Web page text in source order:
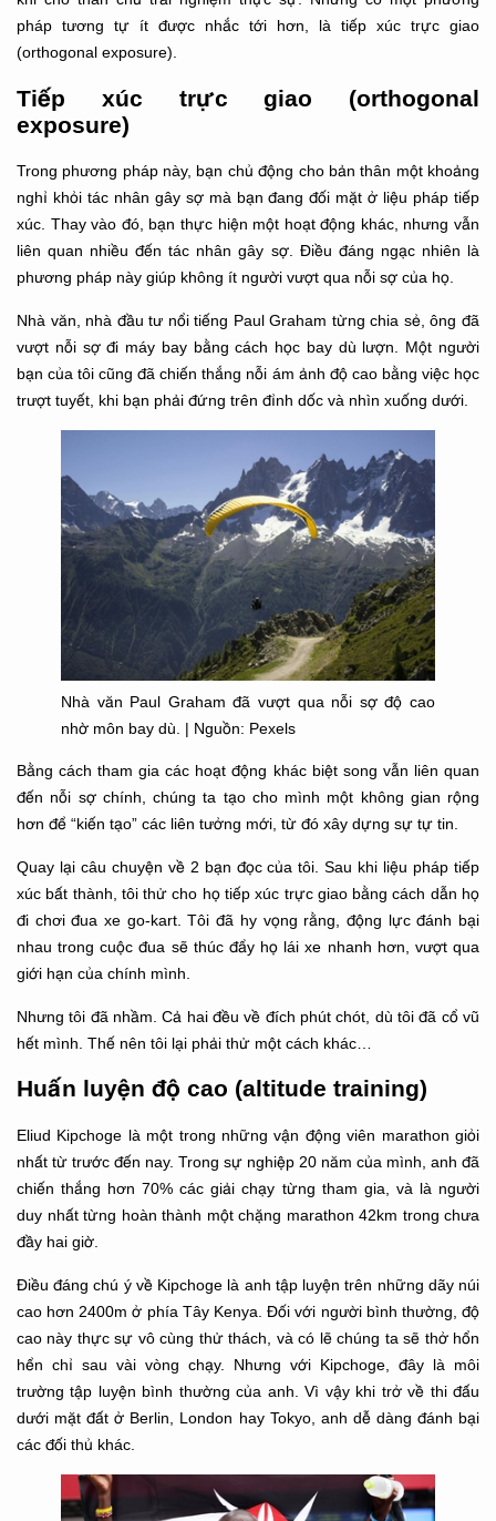
pháp tương tự ít được nhắc tới hơn, là tiếp xúc trực giao
(orthogonal exposure).
Tiếp xúc trực giao (orthogonal
exposure)
Trong phương pháp này, bạn chủ động cho bản thân một khoảng
nghỉ khỏi tác nhân gây sợ mà bạn đang đối mặt ở liệu pháp tiếp
xúc. Thay vào đó, bạn thực hiện một hoạt động khác, nhưng vẫn
liên quan nhiều đến tác nhân gây sợ. Điều đáng ngạc nhiên là
phương pháp này giúp không ít người vượt qua nỗi sợ của họ.
Nhà văn, nhà đầu tư nổi tiếng Paul Graham từng chia sẻ, ông đã
vượt nỗi sợ đi máy bay bằng cách học bay dù lượn. Một người
bạn của tôi cũng đã chiến thắng nỗi ám ảnh độ cao bằng việc học
trượt tuyết, khi bạn phải đứng trên đỉnh dốc và nhìn xuống dưới.
Nhà văn Paul Graham đã vượt qua nỗi sợ độ cao
nhờ môn bay dù. | Nguồn: Pexels
Bằng cách tham gia các hoạt động khác biệt song vẫn liên quan
đến nỗi sợ chính, chúng ta tạo cho mình một không gian rộng
hơn để “kiến tạo” các liên tưởng mới, từ đó xây dựng sự tự tin.
Quay lại câu chuyện về 2 bạn đọc của tôi. Sau khi liệu pháp tiếp
xúc bất thành, tôi thử cho họ tiếp xúc trực giao bằng cách dẫn họ
đi chơi đua xe go-kart. Tôi đã hy vọng rằng, động lực đánh bại
nhau trong cuộc đua sẽ thúc đẩy họ lái xe nhanh hơn, vượt qua
giới hạn của chính mình.
Nhưng tôi đã nhầm. Cả hai đều về đích phút chót, dù tôi đã cổ vũ
hết mình. Thế nên tôi lại phải thử một cách khác…
Huấn luyện độ cao (altitude training)
Eliud Kipchoge là một trong những vận động viên marathon giỏi
nhất từ trước đến nay. Trong sự nghiệp 20 năm của mình, anh đã
chiến thắng hơn 70% các giải chạy từng tham gia, và là người
duy nhất từng hoàn thành một chặng marathon 42km trong chưa
đầy hai giờ.
Điều đáng chú ý về Kipchoge là anh tập luyện trên những dãy núi
cao hơn 2400m ở phía Tây Kenya. Đối với người bình thường, độ
cao này thực sự vô cùng thử thách, và có lẽ chúng ta sẽ thở hổn
hển chỉ sau vài vòng chạy. Nhưng với Kipchoge, đây là môi
trường tập luyện bình thường của anh. Vì vậy khi trở về thi đấu
dưới mặt đất ở Berlin, London hay Tokyo, anh dễ dàng đánh bại
các đối thủ khác.